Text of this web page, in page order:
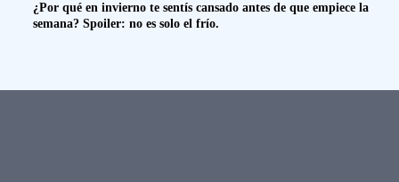
¿Por qué en invierno te sentís cansado antes de que empiece la
semana? Spoiler: no es solo el frío.